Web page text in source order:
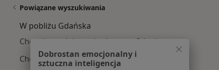
Powiązane wyszukiwania
W pobliżu Gdańska
Choroby endokrynologiczne w Gdyni
Choroby endokrynologiczne w Sopocie
Dobrostan emocjonalny i
sztuczna inteligencja